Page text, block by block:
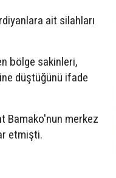
ait silahları
bölge sakinleri,
düştüğünü ifade
Bamako'nun merkez
etmişti.